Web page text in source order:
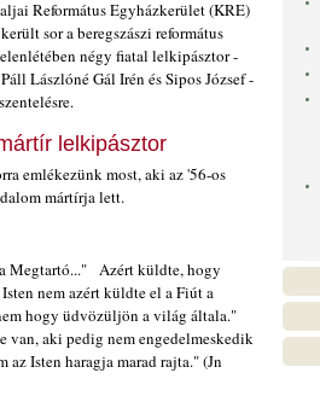
Református Egyházkerület (KRE)
sor a beregszászi református
négy fiatal lelkipásztor -
Lászlóné Gál Irén és Sipos József -
lelkipásztor
emlékezünk most, aki az '56-os
mártírja lett.
Megtartó..." Azért küldte, hogy
nem azért küldte el a Fiút a
hogy üdvözüljön a világ általa."
van, aki pedig nem engedelmeskedik
az Isten haragja marad rajta." (Jn